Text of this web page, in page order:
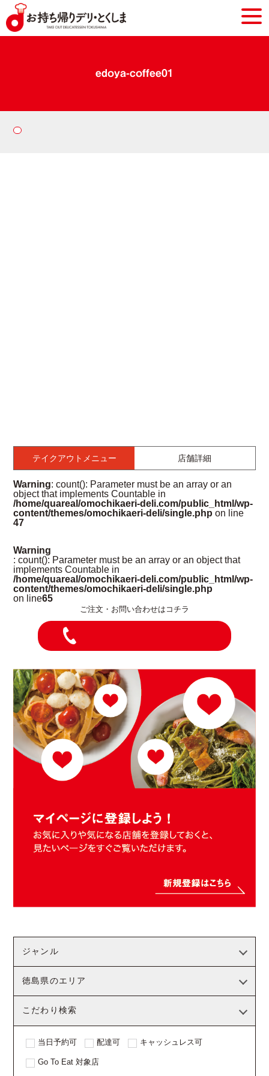
edoya-coffee01
テイクアウトメニュー 店舗詳細
Warning: count(): Parameter must be an array or an
object that implements Countable in
/home/quareal/omochikaeri-deli.com/public_html/wp-
content/themes/omochikaeri-deli/single.php on line
47
Warning
: count(): Parameter must be an array or an object that
implements Countable in
/home/quareal/omochikaeri-deli.com/public_html/wp-
content/themes/omochikaeri-deli/single.php
on line65
ご注文・お問い合わせはコチラ
ジャンル
徳島県のエリア
こだわり検索
当日予約可 配達可 キャッシュレス可
Go To Eat 対象店